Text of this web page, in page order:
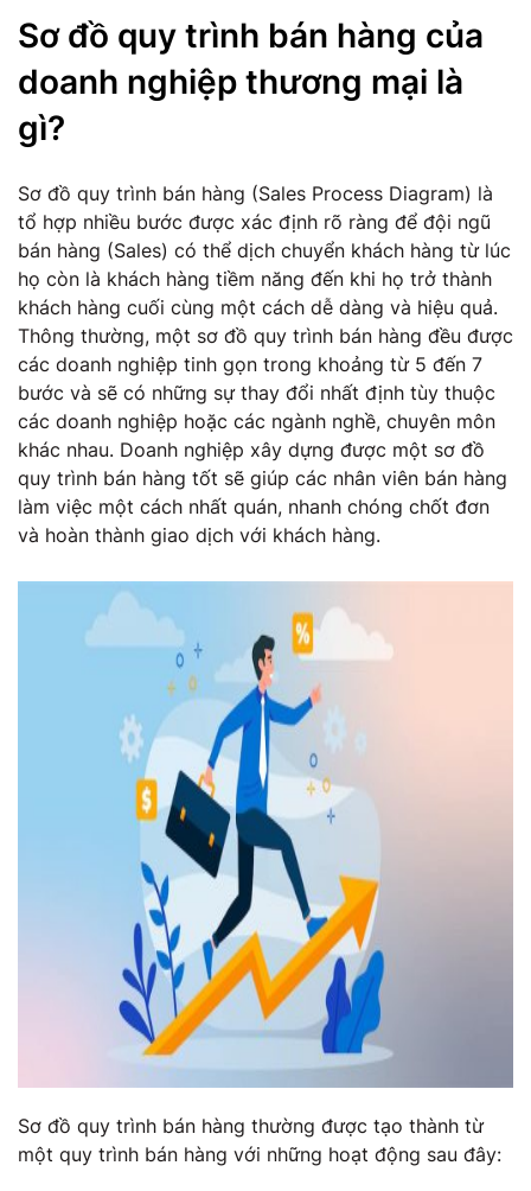
Sơ đồ quy trình bán hàng của
doanh nghiệp thương mại là
gì?
Sơ đồ quy trình bán hàng (Sales Process Diagram) là
tổ hợp nhiều bước được xác định rõ ràng để đội ngũ
bán hàng (Sales) có thể dịch chuyển khách hàng từ lúc
họ còn là khách hàng tiềm năng đến khi họ trở thành
khách hàng cuối cùng một cách dễ dàng và hiệu quả.
Thông thường, một sơ đồ quy trình bán hàng đều được
các doanh nghiệp tinh gọn trong khoảng từ 5 đến 7
bước và sẽ có những sự thay đổi nhất định tùy thuộc
các doanh nghiệp hoặc các ngành nghề, chuyên môn
khác nhau. Doanh nghiệp xây dựng được một sơ đồ
quy trình bán hàng tốt sẽ giúp các nhân viên bán hàng
làm việc một cách nhất quán, nhanh chóng chốt đơn
và hoàn thành giao dịch với khách hàng.
Sơ đồ quy trình bán hàng thường được tạo thành từ
một quy trình bán hàng với những hoạt động sau đây: